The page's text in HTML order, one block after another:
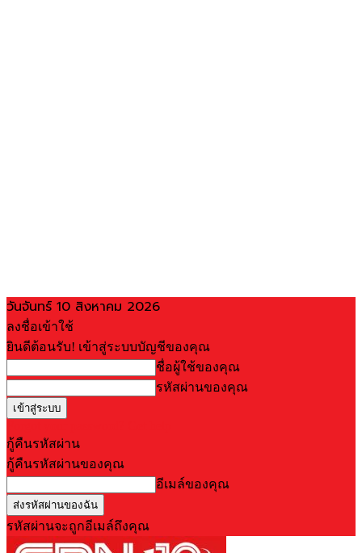
วันจันทร์ 10 สิงหาคม 2026
ลงชื่อเข้าใช้
ยินดีต้อนรับ! เข้าสู่ระบบบัญชีของคุณ
ชื่อผู้ใช้ของคุณ
รหัสผ่านของคุณ
กู้คืนรหัสผ่าน
กู้คืนรหัสผ่านของคุณ
อีเมล์ของคุณ
รหัสผ่านจะถูกอีเมล์ถึงคุณ